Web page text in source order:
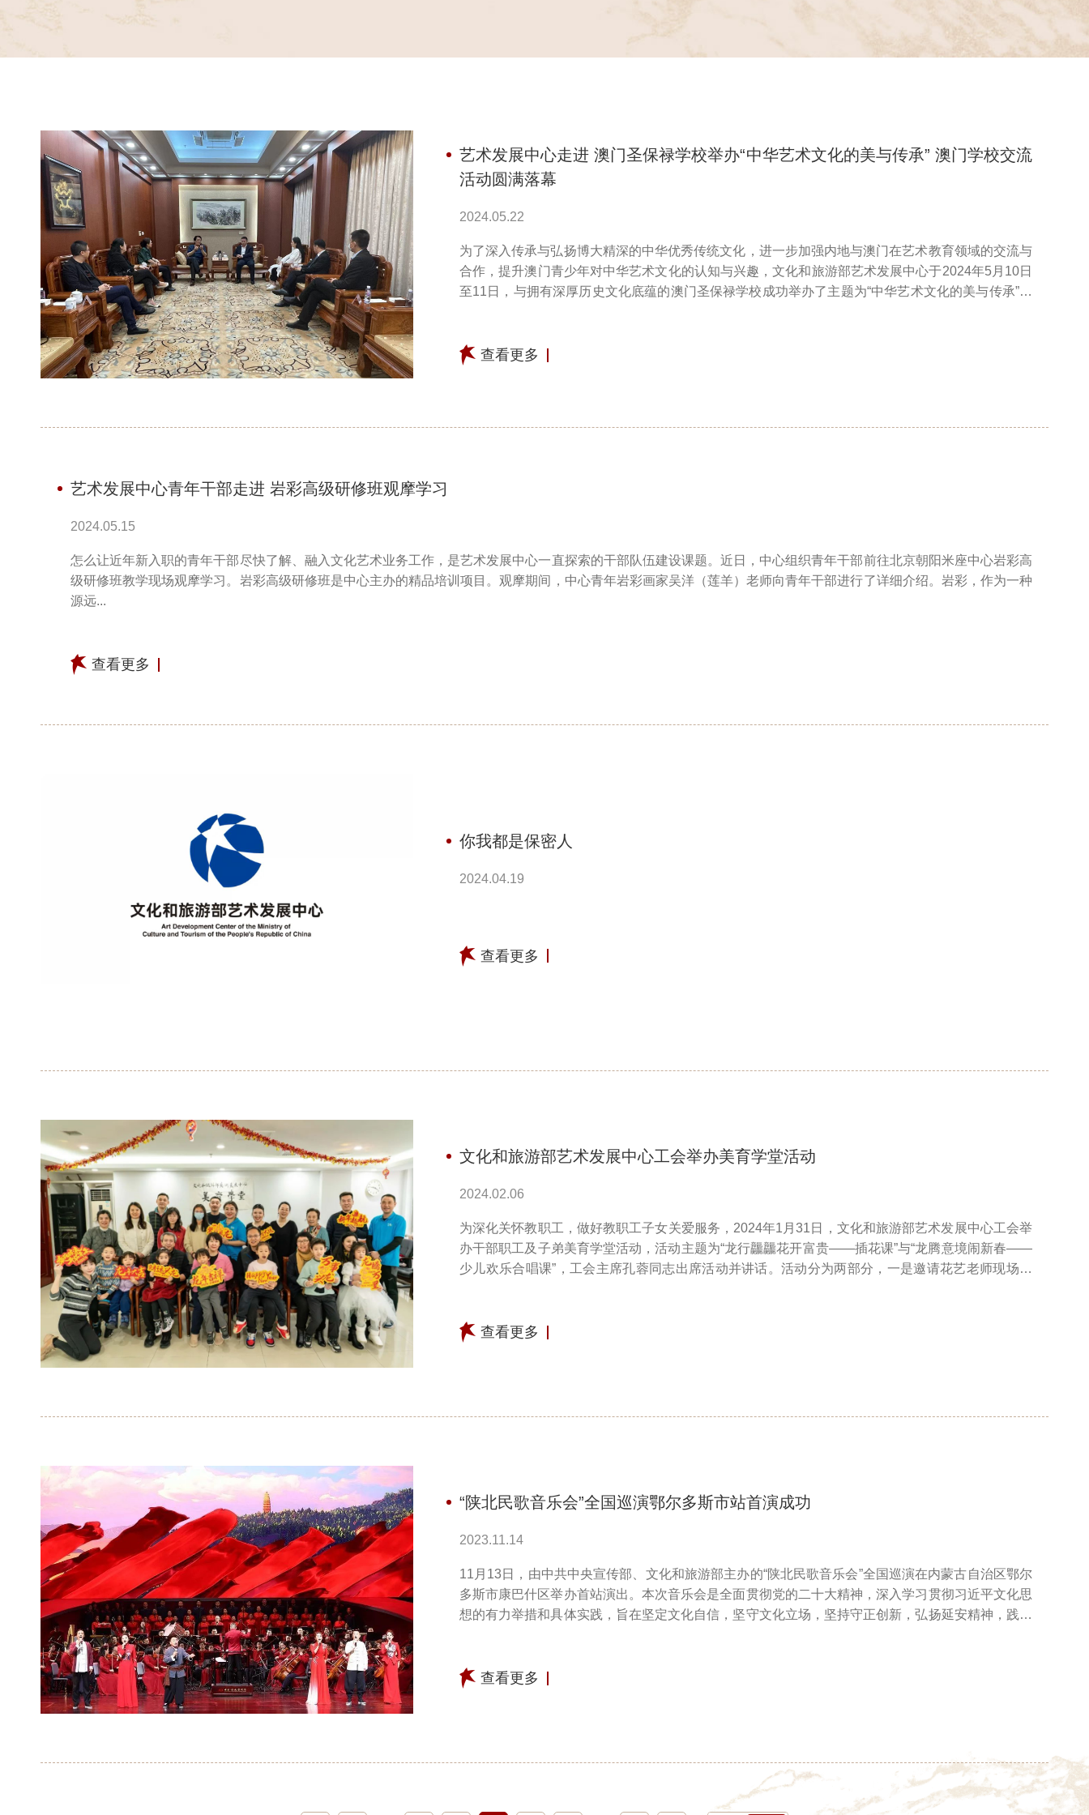
艺术发展中心走进 澳门圣保禄学校举办“中华艺术文化的美与传承” 澳门学校交流
活动圆满落幕
2024.05.22
为了深入传承与弘扬博大精深的中华优秀传统文化，进一步加强内地与澳门在艺术教育领域的交流与
合作，提升澳门青少年对中华艺术文化的认知与兴趣，文化和旅游部艺术发展中心于2024年5月10日
至11日，与拥有深厚历史文化底蕴的澳门圣保禄学校成功举办了主题为“中华艺术文化的美与传承”澳
查看更多
艺术发展中心青年干部走进 岩彩高级研修班观摩学习
2024.05.15
怎么让近年新入职的青年干部尽快了解、融入文化艺术业务工作，是艺术发展中心一直探索的干部队伍建设课题。近日，中心组织青年干部前往北京朝阳米座中心岩彩高
级研修班教学现场观摩学习。岩彩高级研修班是中心主办的精品培训项目。观摩期间，中心青年岩彩画家吴洋（莲羊）老师向青年干部进行了详细介绍。岩彩，作为一种
源远...
查看更多
你我都是保密人
2024.04.19
查看更多
文化和旅游部艺术发展中心工会举办美育学堂活动
2024.02.06
为深化关怀教职工，做好教职工子女关爱服务，2024年1月31日，文化和旅游部艺术发展中心工会举
办干部职工及子弟美育学堂活动，活动主题为“龙行龘龘花开富贵——插花课”与“龙腾意境闹新春——
少儿欢乐合唱课”，工会主席孔蓉同志出席活动并讲话。活动分为两部分，一是邀请花艺老师现场教
查看更多
“陕北民歌音乐会”全国巡演鄂尔多斯市站首演成功
2023.11.14
11月13日，由中共中央宣传部、文化和旅游部主办的“陕北民歌音乐会”全国巡演在内蒙古自治区鄂尔
多斯市康巴什区举办首站演出。本次音乐会是全面贯彻党的二十大精神，深入学习贯彻习近平文化思
想的有力举措和具体实践，旨在坚定文化自信，坚守文化立场，坚持守正创新，弘扬延安精神，践行
查看更多